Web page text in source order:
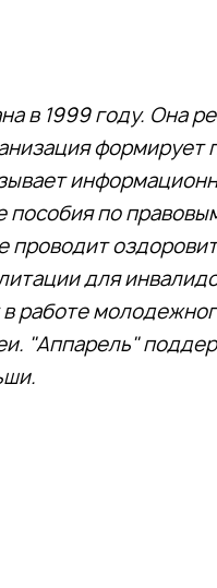
в 1999 году. Она
формирует
по
для
работе
"Аппарель"